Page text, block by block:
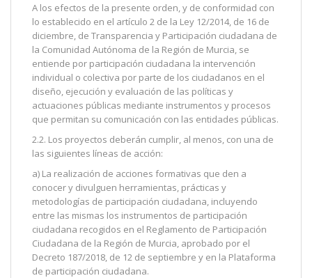
A los efectos de la presente orden, y de conformidad con
lo establecido en el artículo 2 de la Ley 12/2014, de 16 de
diciembre, de Transparencia y Participación ciudadana de
la Comunidad Autónoma de la Región de Murcia, se
entiende por participación ciudadana la intervención
individual o colectiva por parte de los ciudadanos en el
diseño, ejecución y evaluación de las políticas y
actuaciones públicas mediante instrumentos y procesos
que permitan su comunicación con las entidades públicas.
2.2. Los proyectos deberán cumplir, al menos, con una de
las siguientes líneas de acción:
a) La realización de acciones formativas que den a
conocer y divulguen herramientas, prácticas y
metodologías de participación ciudadana, incluyendo
entre las mismas los instrumentos de participación
ciudadana recogidos en el Reglamento de Participación
Ciudadana de la Región de Murcia, aprobado por el
Decreto 187/2018, de 12 de septiembre y en la Plataforma
de participación ciudadana.